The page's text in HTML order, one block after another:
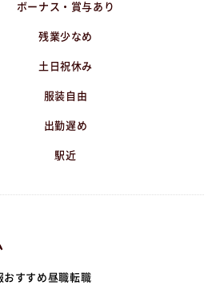
ボーナス・賞与あり
残業少なめ
土日祝休み
服装自由
出勤遅め
駅近
おすすめ昼職転職